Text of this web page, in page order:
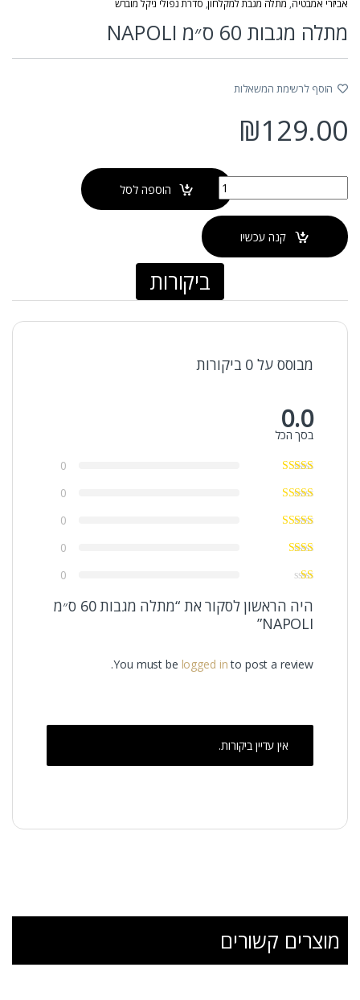
אביזרי אמבטיה, מתלה מגבת למקלחון, סדרת נפולי ניקל מוברש
מתלה מגבות 60 ס״מ NAPOLI
הוסף לרשימת המשאלות
₪129.00
הוספה לסל
קנה עכשיו
ביקורות
מבוסס על 0 ביקורות
0.0
בסך הכל
0
0
0
0
0
היה הראשון לסקור את “מתלה מגבות 60 ס״מ
NAPOLI”
You must be logged into post a review.
אין עדיין ביקורות.
מוצרים קשורים